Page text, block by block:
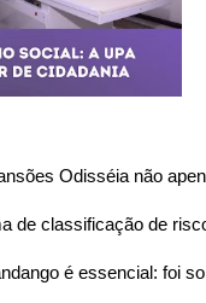
Odisséia não
de classificação de
é essencial: foi